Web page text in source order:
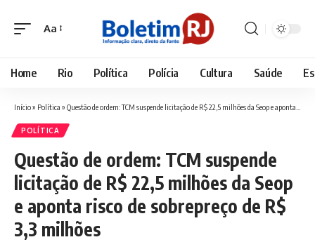
Font
Aa
Home Rio Política Polícia Cultura Saúde
Início» Política » Questão de ordem: TCM suspende licitação de R$ 22,5 milhões da Seop e aponta risco de sobrepreço de R$ 3,3 milhões
POLÍTICA
Questão de ordem: TCM suspende
licitação de R$ 22,5 milhões da Seop
e aponta risco de sobrepreço de R$
3,3 milhões